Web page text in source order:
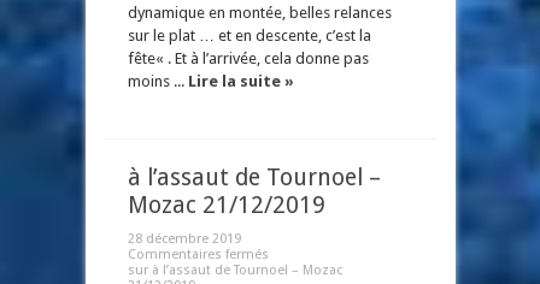
dynamique en montée, belles relances
sur le plat … et en descente, c’est la
fête« . Et à l’arrivée, cela donne pas
moins ... Lire la suite »
à l’assaut de Tournoel –
Mozac 21/12/2019
28 décembre 2019
Commentaires fermés
sur à l’assaut de Tournoel – Mozac